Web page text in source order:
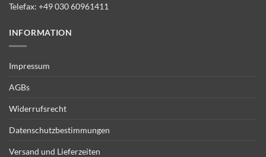
Telefax: +49 030 60961411
INFORMATION
Impressum
AGBs
Widerrufsrecht
Datenschutzbestimmungen
Versand und Lieferzeiten